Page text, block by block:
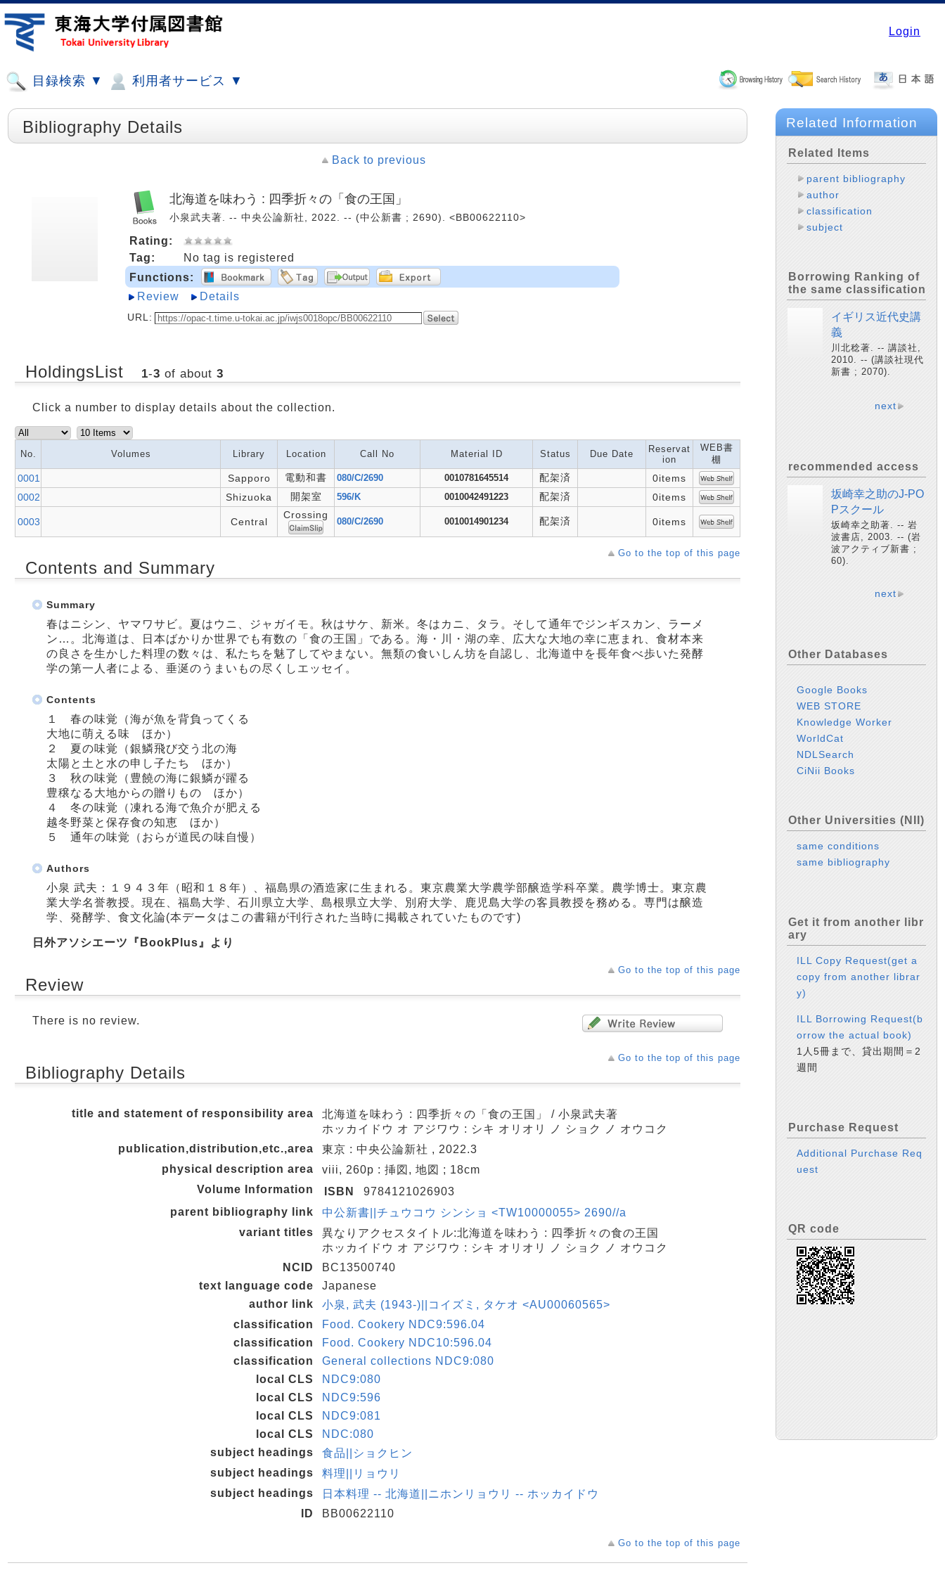
Login
目録検索 ▼ 利用者サービス ▼
Bibliography Details
Back to previous
北海道を味わう : 四季折々の「食の王国」
小泉武夫著. -- 中央公論新社, 2022. -- (中公新書 ; 2690). <BB00622110>
Rating:
Tag:
No tag is registered
Functions:
Review
Details
URL:
HoldingsList 1-3 of about 3
Click a number to display details about the collection.
No. Volumes Library Location Call No Material ID Status Due Date
Reservat
ion
WEB書
棚
0001 Sapporo 電動和書 080/C/2690 0010781645514 配架済
0items
0002
Shizuoka 開架室 596/K 0010042491223 配架済 0items
0003 Central
Crossing
080/C/2690 0010014901234 配架済 0items
Go to the top of this page
Contents and Summary
Summary
春はニシン、ヤマワサビ。夏はウニ、ジャガイモ。秋はサケ、新米。冬はカニ、タラ。そして通年でジンギスカン、ラーメ
ン…。北海道は、日本ばかりか世界でも有数の「食の王国」である。海・川・湖の幸、広大な大地の幸に恵まれ、食材本来
の良さを生かした料理の数々は、私たちを魅了してやまない。無類の食いしん坊を自認し、北海道中を長年食べ歩いた発酵
学の第一人者による、垂涎のうまいもの尽くしエッセイ。
Contents
１ 春の味覚（海が魚を背負ってくる
大地に萌える味 ほか）
２ 夏の味覚（銀鱗飛び交う北の海
太陽と土と水の申し子たち ほか）
３ 秋の味覚（豊饒の海に銀鱗が躍る
豊穣なる大地からの贈りもの ほか）
４ 冬の味覚（凍れる海で魚介が肥える
越冬野菜と保存食の知恵 ほか）
５ 通年の味覚（おらが道民の味自慢）
Authors
小泉 武夫：１９４３年（昭和１８年）、福島県の酒造家に生まれる。東京農業大学農学部醸造学科卒業。農学博士。東京農
業大学名誉教授。現在、福島大学、石川県立大学、島根県立大学、別府大学、鹿児島大学の客員教授を務める。専門は醸造
学、発酵学、食文化論(本データはこの書籍が刊行された当時に掲載されていたものです)
日外アソシエーツ『BookPlus』より
Go to the top of this page
Review
There is no review.
Go to the top of this page
Bibliography Details
title and statement of responsibility area
北海道を味わう : 四季折々の「食の王国」 / 小泉武夫著
ホッカイドウ オ アジワウ : シキ オリオリ ノ ショク ノ オウコク
publication,distribution,etc.,area
東京 : 中央公論新社 , 2022.3
physical description area
viii, 260p : 挿図, 地図 ; 18cm
Volume Information
ISBN
9784121026903
parent bibliography link
中公新書||チュウコウ シンショ <TW10000055> 2690//a
variant titles
異なりアクセスタイトル:北海道を味わう : 四季折々の食の王国
ホッカイドウ オ アジワウ : シキ オリオリ ノ ショク ノ オウコク
NCID
BC13500740
text language code
Japanese
author link
小泉, 武夫 (1943-)||コイズミ, タケオ <AU00060565>
classification
Food. Cookery NDC9:596.04
classification
Food. Cookery NDC10:596.04
classification
General collections NDC9:080
local CLS
NDC9:080
local CLS
NDC9:596
local CLS
NDC9:081
local CLS
NDC:080
subject headings
食品||ショクヒン
subject headings
料理||リョウリ
subject headings
日本料理 -- 北海道||ニホンリョウリ -- ホッカイドウ
ID
BB00622110
Go to the top of this page
Related Information
Related Items
parent bibliography
author
classification
subject
Borrowing Ranking of
the same classification
イギリス近代史講
義
川北稔著. -- 講談社,
2010. -- (講談社現代
新書 ; 2070).
next
recommended access
坂崎幸之助のJ-PO
Pスクール
坂崎幸之助著. -- 岩
波書店, 2003. -- (岩
波アクティブ新書 ;
60).
next
Other Databases
Google Books
WEB STORE
Knowledge Worker
WorldCat
NDLSearch
CiNii Books
Other Universities (NII)
same conditions
same bibliography
Get it from another libr
ary
ILL Copy Request(get a
copy from another librar
y)
ILL Borrowing Request(b
orrow the actual book)
1人5冊まで、貸出期間＝2
週間
Purchase Request
Additional Purchase Req
uest
QR code